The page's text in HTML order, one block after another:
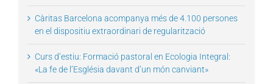
Càritas Barcelona acompanya més de 4.100 persones
en el dispositiu extraordinari de regularització
Curs d’estiu: Formació pastoral en Ecologia Integral:
«La fe de l’Església davant d’un món canviant»